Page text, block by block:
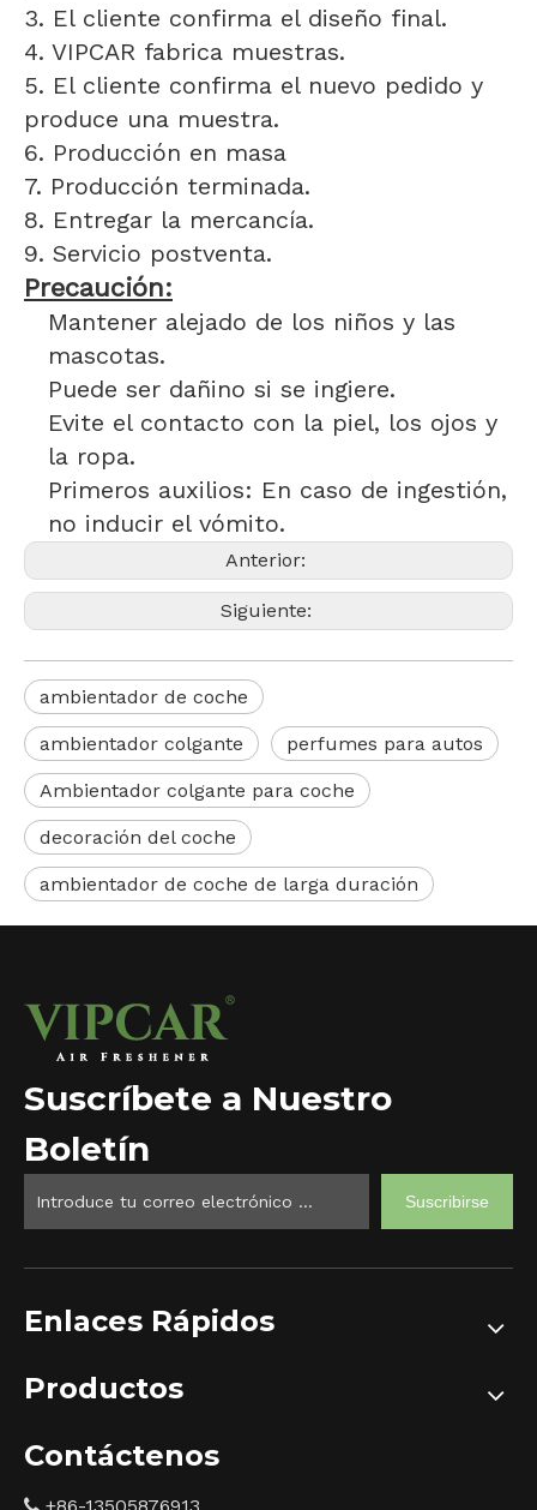
3. El cliente confirma el diseño final.
4. VIPCAR fabrica muestras.
5. El cliente confirma el nuevo pedido y
produce una muestra.
6. Producción en masa
7. Producción terminada.
8. Entregar la mercancía.
9. Servicio postventa.
Precaución:
Mantener alejado de los niños y las
mascotas.
Puede ser dañino si se ingiere.
Evite el contacto con la piel, los ojos y
la ropa.
Primeros auxilios: En caso de ingestión,
no inducir el vómito.
Anterior:
Siguiente:
ambientador de coche
ambientador colgante perfumes para autos
Ambientador colgante para coche
decoración del coche
ambientador de coche de larga duración
Suscríbete a Nuestro
Boletín
Suscribirse
Enlaces Rápidos
Productos
Contáctenos
